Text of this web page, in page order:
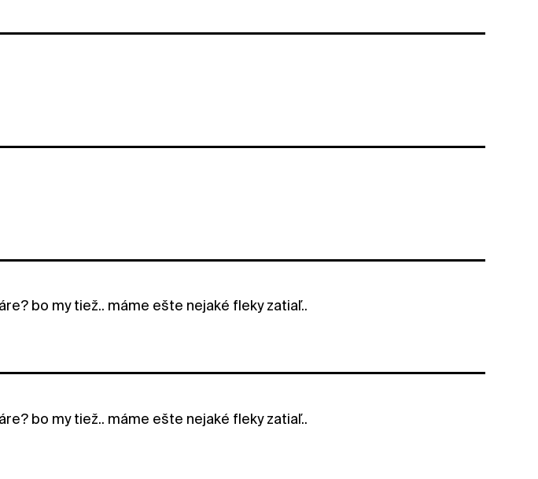
bo my tiež.. máme ešte nejaké fleky zatiaľ..
bo my tiež.. máme ešte nejaké fleky zatiaľ..